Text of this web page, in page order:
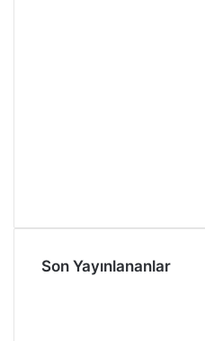
Son Yayınlananlar